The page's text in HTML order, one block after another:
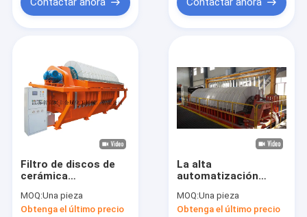
Filtro de discos de
cerámica
que deseca ahorro
de la energía del alto
MOQ:Una pieza
Obtenga el último precio
La alta
automatización
discos de cerámica,
operación fácil
MOQ:Una pieza
Obtenga el último precio